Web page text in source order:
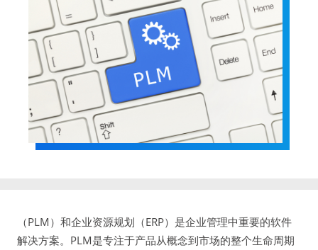
（PLM）和企业资源规划（ERP）是企业管理中重要的软件
解决方案。PLM是专注于产品从概念到市场的整个生命周期